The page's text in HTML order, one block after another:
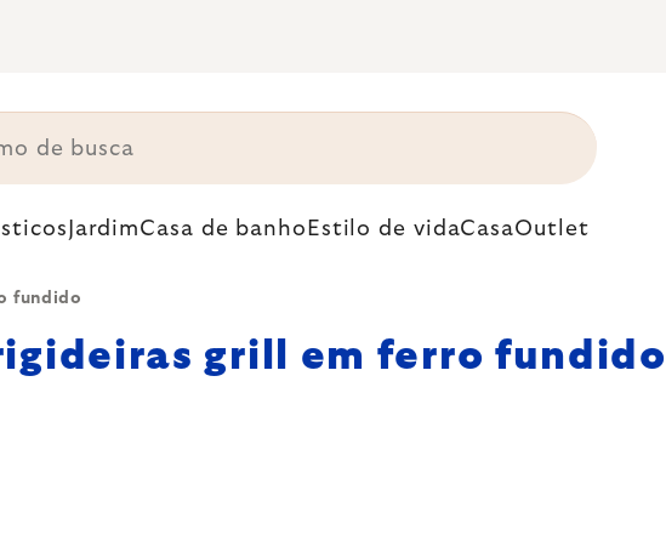
JardimCasa de banho Estilo de vidaCasaOutlet
fundido
grill em ferro fundido